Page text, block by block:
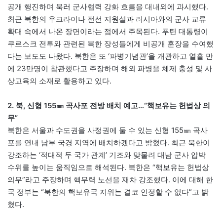
공개 행진하며 북러 군사협력 강화 흐름을 대내외에 과시했다.
최근 북한의 우크라이나 전선 지원설과 러시아와의 군사 교류
확대 속에서 나온 장면이라는 점에서 주목된다. 푸틴 대통령이
쿠르스크 전투와 관련된 북한 장성들에게 비공개 훈장을 수여했
다는 보도도 나왔다. 북한은 또 ‘파병기념관’을 개관하고 열흘 만
에 23만명이 참관했다고 주장하며 해외 파병을 체제 충성 및 사
상교육의 소재로 활용하고 있다.
2. 북, 신형 155㎜ 곡사포 전방 배치 예고…“핵보유는 헌법상 의
무”
북한은 서울과 수도권을 사정권에 둘 수 있는 신형 155㎜ 곡사
포를 연내 남부 국경 지역에 배치하겠다고 밝혔다. 최근 북한이
강조하는 ‘적대적 두 국가 관계’ 기조와 맞물려 대남 군사 압박
수위를 높이는 움직임으로 해석된다. 북한은 “핵보유는 헌법상
의무”라고 주장하며 핵무력 노선을 재차 강조했다. 이에 대해 한
국 정부는 “북한의 핵보유국 지위는 결코 인정할 수 없다”고 밝
혔다.